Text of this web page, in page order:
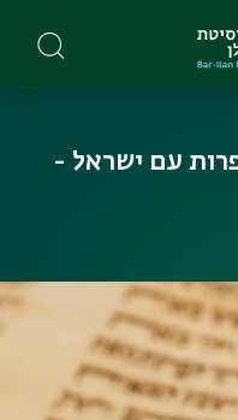
עם ישראל -